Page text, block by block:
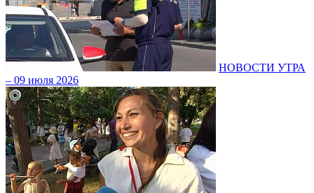
НОВОСТИ УТРА
– 09 июля 2026